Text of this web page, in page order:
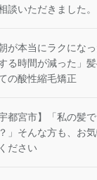
談いただきました。
朝が本当にラクにな
る時間が減った」
の酸性縮毛矯正
宇都宮市】「私の髪
」そんな方も、お
ださい